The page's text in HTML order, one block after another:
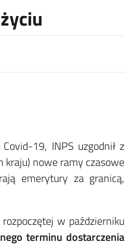
19, INPS uzgodnił z
kraju) nowe ramy czasowe
emerytury za granicą,
w październiku
terminu dostarczenia